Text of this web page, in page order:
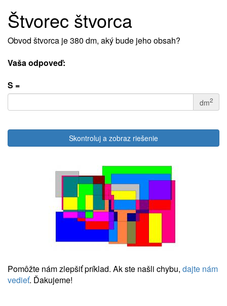
Štvorec štvorca
Obvod štvorca je 380 dm, aký bude jeho obsah?
Vaša odpoveď:
S =
dm2
Skontroluj a zobraz riešenie
Pomôžte nám zlepšiť príklad. Ak ste našli chybu, dajte nám
vedieť. Ďakujeme!